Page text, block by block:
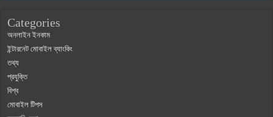
Categories
অনলাইন ইনকাম
ইন্টারনেট মোবাইল ব্যাংকিং
তথ্য
প্রযুক্তি
বিশ্ব
মোবাইল টিপস